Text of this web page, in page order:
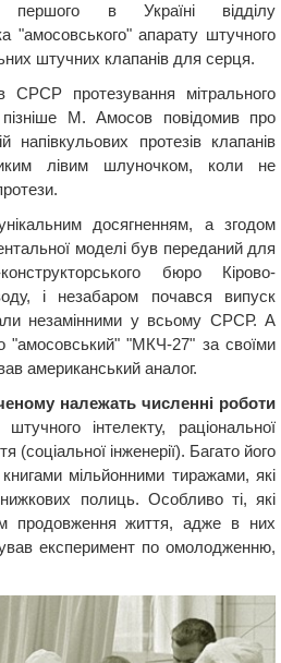
першого в Україні відділу
"амосовського" апарату штучного
штучних клапанів для серця.
протезування мітрального
М. Амосов повідомив про
напівкульових протезів клапанів
лівим шлуночком, коли не
досягненням, а згодом
моделі був переданий для
бюро Кірово-
і незабаром почався випуск
незамінними у всьому СРСР. А
"амосовський" "МКЧ-27" за своїми
американський аналог.
належать численні роботи
інтелекту, раціональної
(соціальної інженерії). Багато його
мільйонними тиражами, які
полиць. Особливо ті, які
продовження життя, адже в них
експеримент по омолодженню,